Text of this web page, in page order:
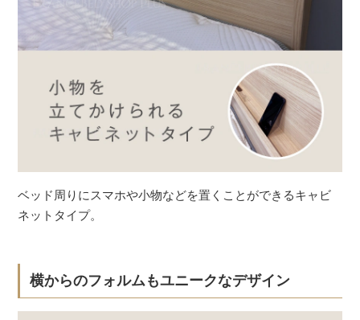
ベッド周りにスマホや小物などを置くことができるキャビ
ネットタイプ。
横からのフォルムもユニークなデザイン